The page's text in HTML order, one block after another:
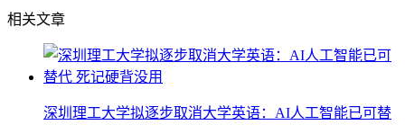
相关文章
深圳理工大学拟逐步取消大学英语：AI人工智能已可替